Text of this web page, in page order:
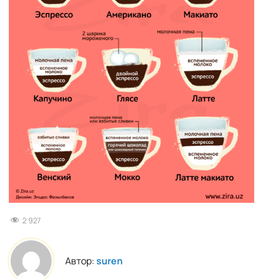
2 927
Автор:suren